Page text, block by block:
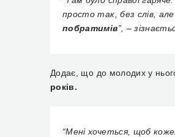
просто так, без слів,
побратимів”, –
Додає, що до молодих у
років.
“Мені хочеться, щоб